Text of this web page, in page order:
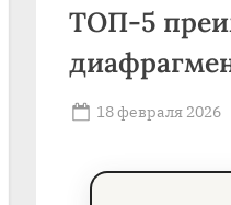
ТОП-5
Posted
18 февраля 2026